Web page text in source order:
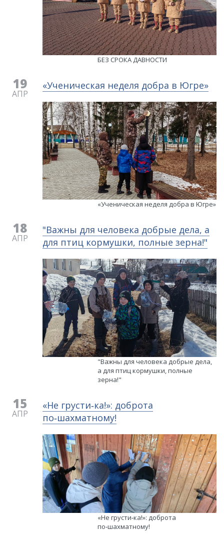
БЕЗ СРОКА ДАВНОСТИ
19
АПР
«Ученическая неделя добра в Югре»
«Ученическая неделя добра в Югре»
18
АПР
"Важны для человека добрые дела, а
для птиц кормушки, полные зерна!"
"Важны для человека добрые дела,
а для птиц кормушки, полные
зерна!"
15
АПР
«Не грусти‑ка!»: доброта
по‑шахматному!
«Не грусти‑ка!»: доброта
по‑шахматному!